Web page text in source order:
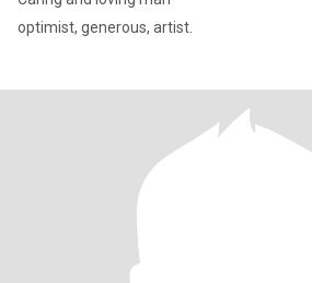
optimist, generous, artist.